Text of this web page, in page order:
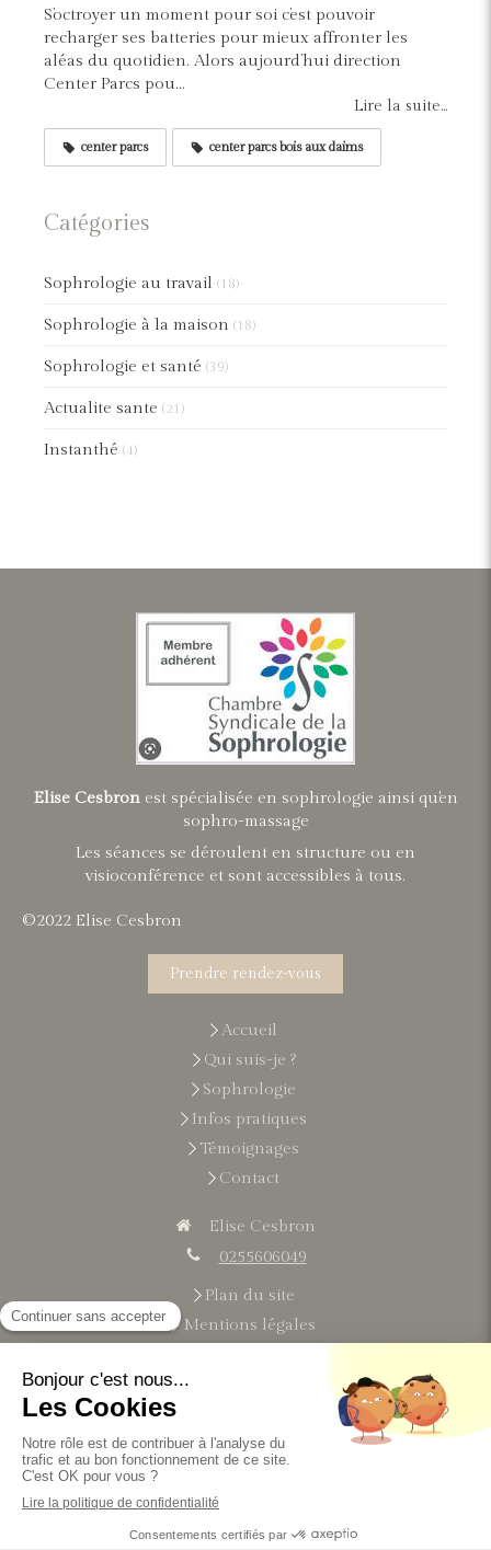
S’octroyer un moment pour soi c’est pouvoir
recharger ses batteries pour mieux affronter les
aléas du quotidien. Alors aujourd’hui direction
Center Parcs pou...
Lire la suite...
center parcs center parcs bois aux daims
Catégories
Sophrologie au travail (18)
Sophrologie à la maison (18)
Sophrologie et santé (39)
Actualite sante (21)
Instanthé (4)
Elise Cesbronest spécialisée en sophrologie ainsi qu'en
sophro-massage
Les séances se déroulent en structure ou en
visioconférence et sont accessibles à tous.
©2022 Elise Cesbron
Prendre rendez-vous
Accueil
Qui suis-je ?
Sophrologie
Infos pratiques
Témoignages
Contact
Elise Cesbron
0255606049
Plan du site
Mentions légales
Du
Lesamedi